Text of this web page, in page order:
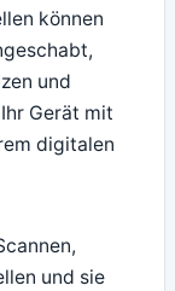
können
und
Gerät mit
digitalen
und sie